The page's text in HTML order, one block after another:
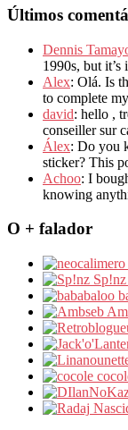
Últimos
Dennis
1990s, but
Alex: Olá. Is
to complete
david: hello ,
conseiller sur
Álex: Do you
sticker? This
Achoo: I
knowing
O + falador